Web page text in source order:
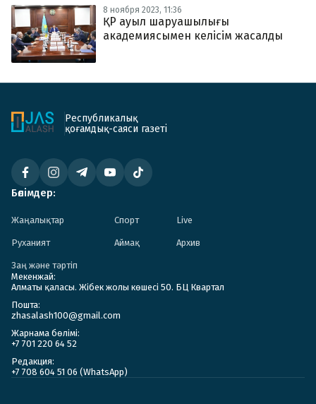
Пошта
zhasalash100@gmail.com
8 ноября 2023, 11:36
ҚР ауыл шаруашылығы
академиясымен келісім жасалды
Республикалық
қоғамдық-саяси газеті
Бөлімдер:
Жаңалықтар Спорт Live
Руханият Аймақ Архив
Заң және тәртіп
Мекенжай:
Алматы қаласы. Жібек жолы көшесі 50. БЦ Квартал
Пошта:
zhasalash100@gmail.com
Жарнама бөлімі:
+7 701 220 64 52
Редакция:
+7 708 604 51 06 (WhatsApp)